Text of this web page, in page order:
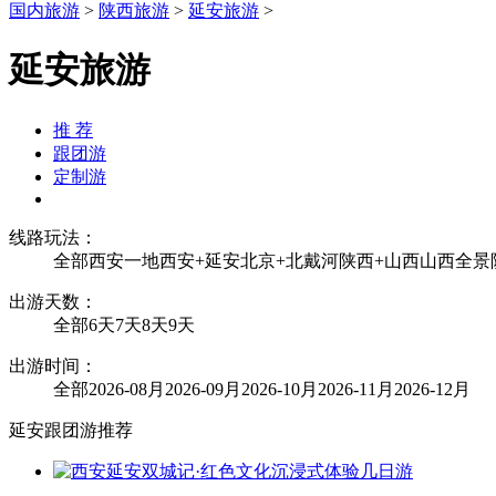
国内旅游 > 陕西旅游 > 延安旅游 >
延安旅游
推 荐
跟团游
定制游
线路玩法：
全部西安一地西安+延安北京+北戴河陕西+山西山西全景
出游天数：
全部6天7天8天9天
出游时间：
全部2026-08月 2026-09月 2026-10月 2026-11月 2026-12月
延安跟团游推荐